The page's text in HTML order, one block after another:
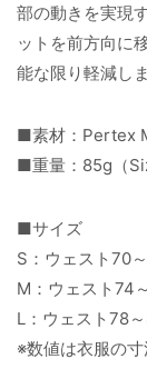
部の動きを実現
ットを前方向に
能な限り軽減しま
■素材：Pertex
■重量：85g（
■サイズ
S：ウェスト70
M：ウェスト74
L：ウェスト78
※数値は衣服の